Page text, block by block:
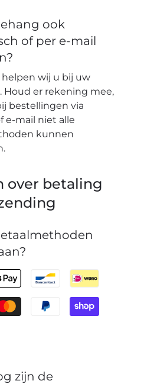
ook
of per e-mail
wij u bij uw
Houd er rekening mee,
bestellingen via
e-mail niet alle
kunnen
over betaling
zijn de